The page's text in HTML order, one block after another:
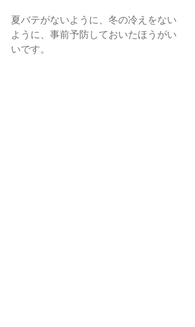
夏バテがないように、冬の冷えをない
ように、事前予防しておいたほうがい
いです。